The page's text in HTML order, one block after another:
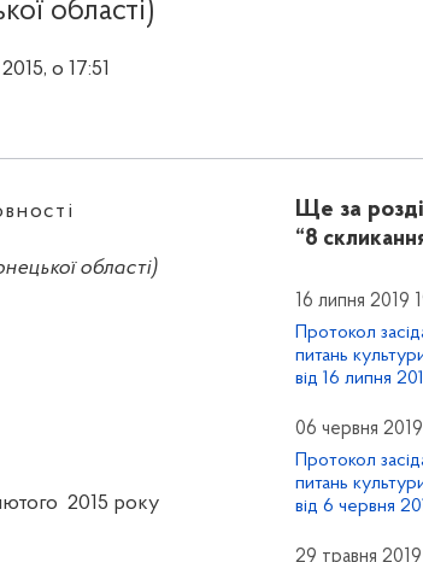
області)
о 17:51
області)
2015 року
Ще за
“8
16 липня 2019
Протокол
питань
від 16 липня
06 червня
Протокол
питань
від 6 червня
29 травня